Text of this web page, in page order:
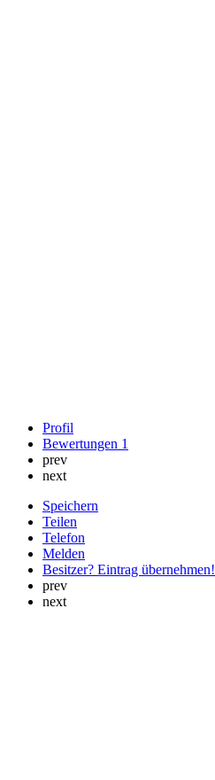
Profil
Bewertungen 1
prev
next
Speichern
Teilen
Telefon
Melden
Besitzer? Eintrag übernehmen!
prev
next